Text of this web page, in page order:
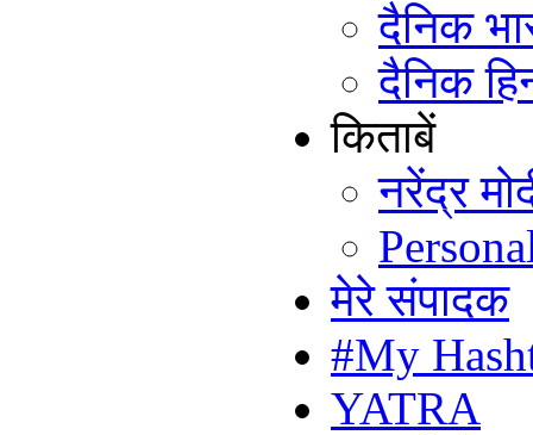
दैनिक
दैनिक
किताबें
नरेंद्र
मेरे संपादक
#My
YATRA